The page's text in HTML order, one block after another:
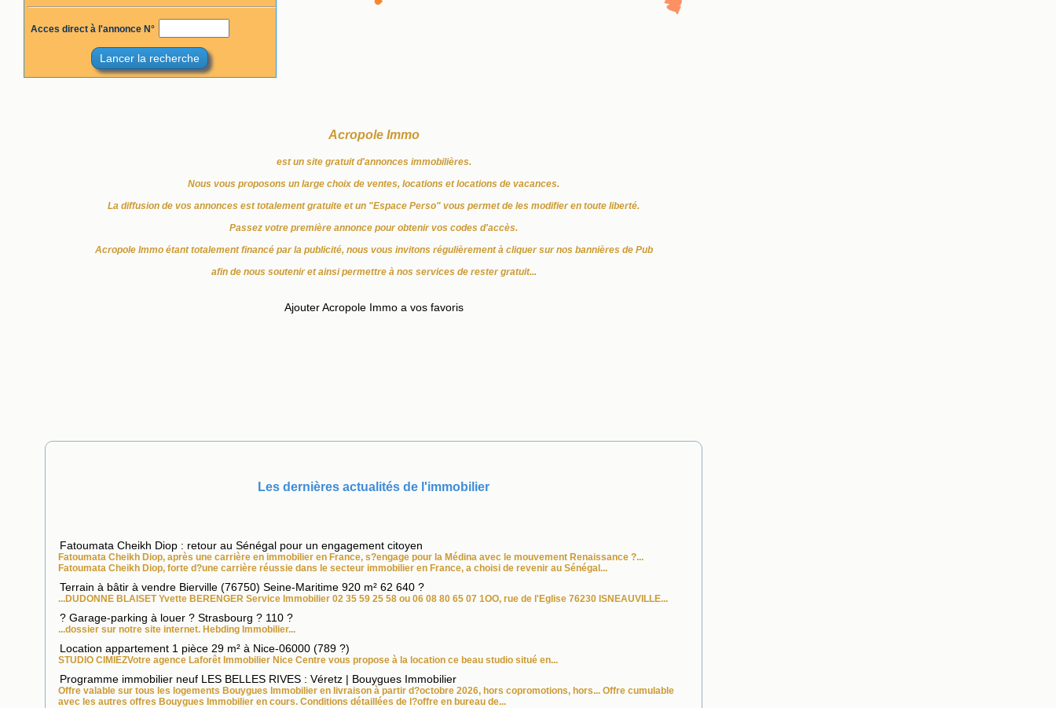
Acces direct à l'annonce N°
Lancer la recherche
Acropole Immo
est un site gratuit d'annonces immobilières.
Nous vous proposons un large choix de ventes, locations et locations de vacances.
La diffusion de vos annonces est totalement gratuite et un "Espace Perso" vous permet de les modifier en toute liberté.
Passez votre première annonce pour obtenir vos codes d'accès.
Acropole Immo étant totalement financé par la publicité, nous vous invitons régulièrement à cliquer sur nos bannières de Pub
afin de nous soutenir et ainsi permettre à nos services de rester gratuit...
Ajouter Acropole Immo a vos favoris
Les dernières actualités de l'immobilier
Fatoumata Cheikh Diop : retour au Sénégal pour un engagement citoyen
Fatoumata Cheikh Diop, après une carrière en immobilier en France, s?engage pour la Médina avec le mouvement Renaissance ?...
Fatoumata Cheikh Diop, forte d?une carrière réussie dans le secteur immobilier en France, a choisi de revenir au Sénégal...
Terrain à bâtir à vendre Bierville (76750) Seine-Maritime 920 m² 62 640 ?
...DUDONNE BLAISET Yvette BERENGER Service Immobilier 02 35 59 25 58 ou 06 08 80 65 07 1OO, rue de l'Eglise 76230 ISNEAUVILLE...
? Garage-parking à louer ? Strasbourg ? 110 ?
...dossier sur notre site internet. Hebding Immobilier...
Location appartement 1 pièce 29 m² à Nice-06000 (789 ?)
STUDIO CIMIEZVotre agence Laforêt Immobilier Nice Centre vous propose à la location ce beau studio situé en...
Programme immobilier neuf LES BELLES RIVES : Véretz | Bouygues Immobilier
Offre valable sur tous les logements Bouygues Immobilier en livraison à partir d?octobre 2026, hors copromotions, hors... Offre cumulable
avec les autres offres Bouygues Immobilier en cours. Conditions détaillées de l?offre en bureau de...